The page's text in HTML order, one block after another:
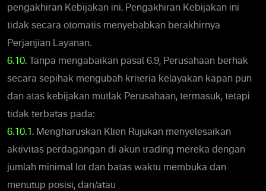
pengakhiran Kebijakan ini. Pengakhiran Kebijakan ini
tidak secara otomatis menyebabkan berakhirnya
Perjanjian Layanan.
6.10. Tanpa mengabaikan pasal 6.9, Perusahaan berhak
secara sepihak mengubah kriteria kelayakan kapan pun
dan atas kebijakan mutlak Perusahaan, termasuk, tetapi
tidak terbatas pada:
6.10.1. Mengharuskan Klien Rujukan menyelesaikan
aktivitas perdagangan di akun trading mereka dengan
jumlah minimal lot dan batas waktu membuka dan
menutup posisi, dan/atau